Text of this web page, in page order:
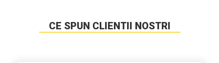
CE SPUN CLIENTII NOSTRI